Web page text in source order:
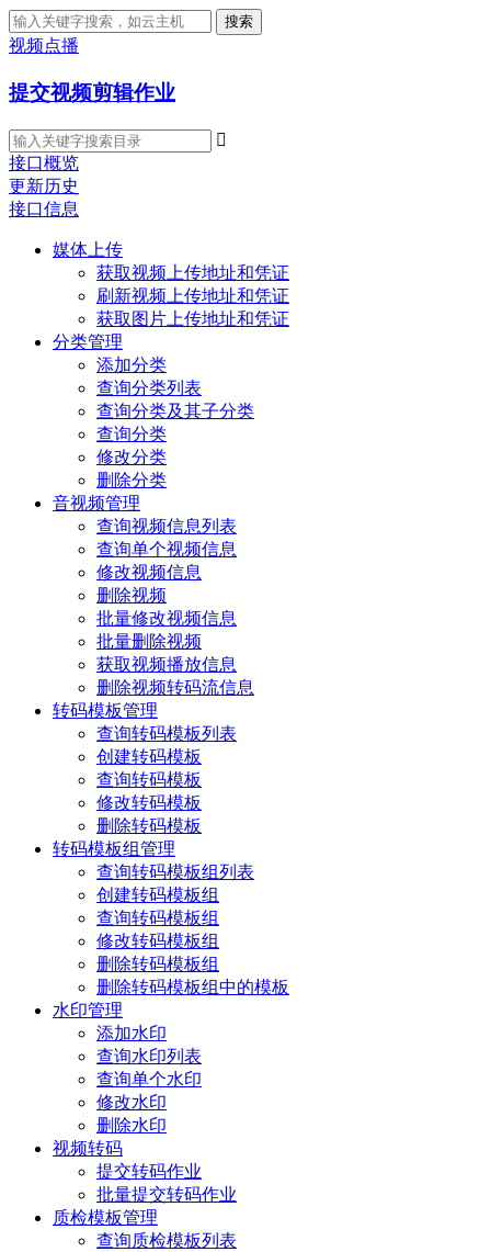
搜索
视频点播
提交视频剪辑作业

接口概览
更新历史
接口信息
媒体上传
获取视频上传地址和凭证
刷新视频上传地址和凭证
获取图片上传地址和凭证
分类管理
添加分类
查询分类列表
查询分类及其子分类
查询分类
修改分类
删除分类
音视频管理
查询视频信息列表
查询单个视频信息
修改视频信息
删除视频
批量修改视频信息
批量删除视频
获取视频播放信息
删除视频转码流信息
转码模板管理
查询转码模板列表
创建转码模板
查询转码模板
修改转码模板
删除转码模板
转码模板组管理
查询转码模板组列表
创建转码模板组
查询转码模板组
修改转码模板组
删除转码模板组
删除转码模板组中的模板
水印管理
添加水印
查询水印列表
查询单个水印
修改水印
删除水印
视频转码
提交转码作业
批量提交转码作业
质检模板管理
查询质检模板列表